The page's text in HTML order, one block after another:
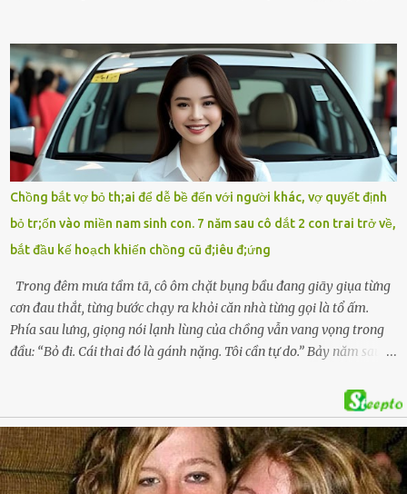
– rồi để lại xe máy trên cầu, ôm theo 2 con gái nhỏ nhảy xuống
sông. Người thân và hàng xóm ngóng chờ thông tin tìm kiếm 3 bố
con mất tích trên sông Lam sau vụ nhảy cầu. Ảnh: Hải Dương Tại
hiện trường, người dân phát hiện một chiếc xe máy mang biển kiểm
soát Nghệ An cùng hai chiếc cặp học sinh. Ngay trong đêm, lực
lượng chức năng phối hợp cùng các đội cứu hộ tình nguyện triển
khai tìm kiếm. Danh tính các nạn nhân được xác định là anh V.V.D.
và 2 con gái là cháu V.H.B. (SN 2020) và V.G.T. (SN 2021). Hai cháu là
con của anh D. và chị B.T.Y. (SN 1999). Lực lượng cứu hộ đã tiến hành
bàn giao t...
Chồng bắt vợ bỏ th;ai để dễ bề đến với người khác, vợ quyết định
bỏ tr;ốn vào miền nam sinh con. 7 năm sau cô dắt 2 con trai trở về,
bắt đầu kế hoạch khiến chồng cũ đ;iêu đ;ứng
Trong đêm mưa tầm tã, cô ôm chặt bụng bầu đang giãy giụa từng
cơn đau thắt, từng bước chạy ra khỏi căn nhà từng gọi là tổ ấm.
Phía sau lưng, giọng nói lạnh lùng của chồng vẫn vang vọng trong
đầu: “Bỏ đi. Cái thai đó là gánh nặng. Tôi cần tự do.” Bảy năm sau,
kế hoạch được chuẩn bị kỹ lưỡng để người đàn ông phản bội ấy
phải trả giá … Hà Nội, mùa thu năm 2018, cái lạnh len lỏi qua từng
khe cửa gỗ cũ kỹ. Trong một căn biệt thự sang trọng ở phố Tây Hồ,
Ngọc Anh ngồi lặng lẽ trên ghế sofa, tay đặt lên bụng – nơi hai sinh
linh bé bỏng đang lớn dần từng ngày. Cô chưa bao giờ nghĩ mình sẽ